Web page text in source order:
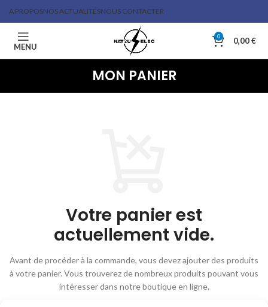
A PROPOSNOS ACTUALITÉSNOUS CONTACTER
MENU
0 0,00€
MON PANIER
Votre panier est
actuellement vide.
Avant de procéder à la commande, vous devez ajouter des produits
à votre panier. Vous trouverez de nombreux produits pouvant vous
intéresser dans notre boutique en ligne.